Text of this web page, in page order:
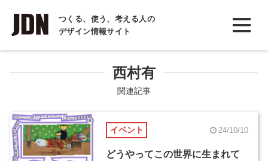
つくる、使う、考える人の
デザイン情報サイト
INTERVIEW
インタビュー
COLUMN
コラム
西村有
関連記事
イベント 24/10/10
どうやってこの世界に生まれて